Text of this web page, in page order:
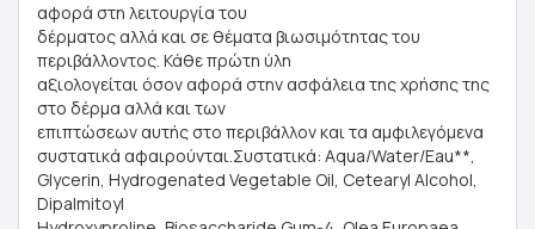
αφορά στη λειτουργία του
δέρματος αλλά και σε θέματα βιωσιμότητας του
περιβάλλοντος. Κάθε πρώτη ύλη
αξιολογείται όσον αφορά στην ασφάλεια της χρήσης της
στο δέρμα αλλά και των
επιπτώσεων αυτής στο περιβάλλον και τα αμφιλεγόμενα
συστατικά αφαιρούνται.Συστατικά: Aqua/Water/Eau**,
Glycerin, Hydrogenated Vegetable Oil, Cetearyl Alcohol,
Dipalmitoyl